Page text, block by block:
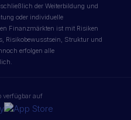
der Weiterbildung und
oder individuelle
Finanzmärkten ist mit Risiken
Risikobewusstsein, Struktur und
erfolgen alle
verfügbar auf